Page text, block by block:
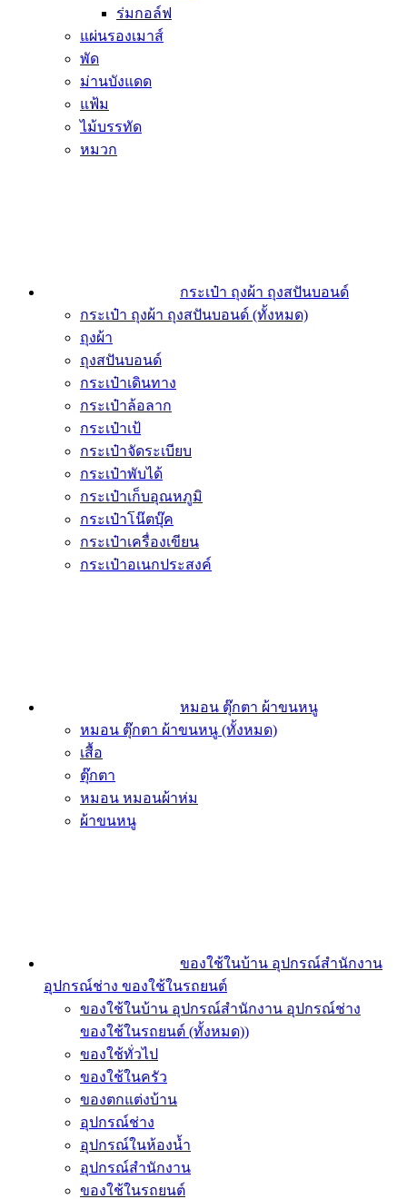
ร่มกอล์ฟ
แผ่นรองเมาส์
พัด
ม่านบังแดด
แฟ้ม
ไม้บรรทัด
หมวก
กระเป๋า ถุงผ้า ถุงสปันบอนด์
กระเป๋า ถุงผ้า ถุงสปันบอนด์ (ทั้งหมด)
ถุงผ้า
ถุงสปันบอนด์
กระเป๋าเดินทาง
กระเป๋าล้อลาก
กระเป๋าเป้
กระเป๋าจัดระเบียบ
กระเป๋าพับได้
กระเป๋าเก็บอุณหภูมิ
กระเป๋าโน๊ตบุ๊ค
กระเป๋าเครื่องเขียน
กระเป๋าอเนกประสงค์
หมอน ตุ๊กตา ผ้าขนหนู
หมอน ตุ๊กตา ผ้าขนหนู (ทั้งหมด)
เสื้อ
ตุ๊กตา
หมอน หมอนผ้าห่ม
ผ้าขนหนู
ของใช้ในบ้าน อุปกรณ์สำนักงาน
อุปกรณ์ช่าง ของใช้ในรถยนต์
ของใช้ในบ้าน อุปกรณ์สำนักงาน อุปกรณ์ช่าง
ของใช้ในรถยนต์ (ทั้งหมด))
ของใช้ทั่วไป
ของใช้ในครัว
ของตกแต่งบ้าน
อุปกรณ์ช่าง
อุปกรณ์ในห้องน้ำ
อุปกรณ์สำนักงาน
ของใช้ในรถยนต์